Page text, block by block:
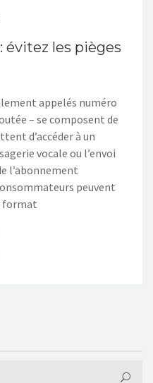
évitez les pièges
appelés numéro
– se composent de
d’accéder à un
vocale ou l’envoi
l’abonnement
peuvent
format